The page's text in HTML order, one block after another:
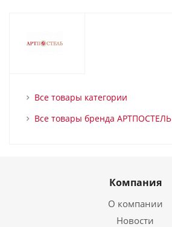
Все товары категории
Все товары бренда АРТПОСТЕЛЬ
Компания
О компании
Новости